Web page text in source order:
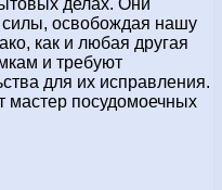
силы, освобождая нашу
как и любая другая
и требуют
для их исправления.
мастер посудомоечных